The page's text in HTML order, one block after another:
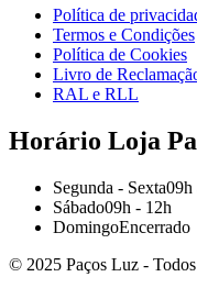
Política de
Termos e Condições
Política de Cookies
Livro de
RAL e RLL
Horário Loja
Segunda - Sexta09h
Sábado09h - 12h
DomingoEncerrado
© 2025 Paços Luz -